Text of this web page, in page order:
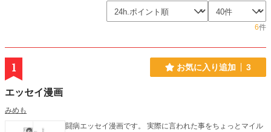
6件
1 お気に入り追加 3
エッセイ漫画
みめも
闘病エッセイ漫画です。 実際に言われた事をちょっとマイル